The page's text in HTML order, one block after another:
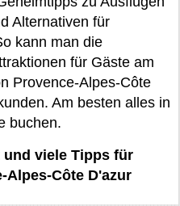
Alternativen für
kann man die
für Gäste am
Provence-Alpes-Côte
Am besten alles in
buchen.
viele Tipps für
Alpes-Côte D'azur